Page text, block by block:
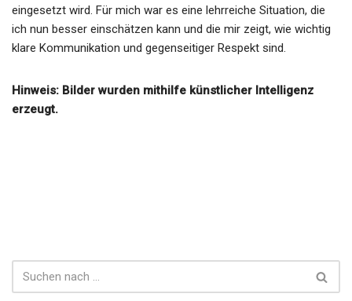
eingesetzt wird. Für mich war es eine lehrreiche Situation, die
ich nun besser einschätzen kann und die mir zeigt, wie wichtig
klare Kommunikation und gegenseitiger Respekt sind.
Hinweis: Bilder wurden mithilfe künstlicher Intelligenz
erzeugt.